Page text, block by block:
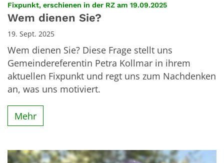
Fixpunkt, erschienen in der RZ am 19.09.2025:
Wem dienen Sie?
19. Sept. 2025
Wem dienen Sie? Diese Frage stellt uns
Gemeindereferentin Petra Kollmar in ihrem
aktuellen Fixpunkt und regt uns zum Nachdenken
an, was uns motiviert.
Mehr